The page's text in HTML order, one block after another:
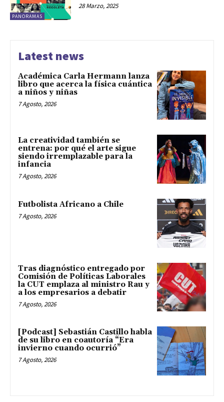
PANORAMAS
28 Marzo, 2025
Latest news
Académica Carla Hermann lanza
libro que acerca la física cuántica
a niños y niñas
7 Agosto, 2026
La creatividad también se
entrena: por qué el arte sigue
siendo irremplazable para la
infancia
7 Agosto, 2026
Futbolista Africano a Chile
7 Agosto, 2026
Tras diagnóstico entregado por
Comisión de Políticas Laborales
la CUT emplaza al ministro Rau y
a los empresarios a debatir
7 Agosto, 2026
[Podcast] Sebastián Castillo habla
de su libro en coautoría “Era
invierno cuando ocurrió”
7 Agosto, 2026